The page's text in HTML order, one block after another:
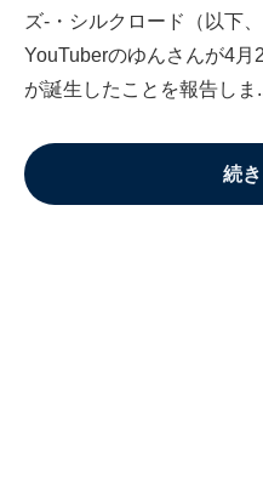
ズ-・シルクロード（以下
YouTuberのゆんさんが4
が誕生したことを報告しま
続